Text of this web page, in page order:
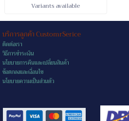
Variants available
บริการลูกค้า CustomrSerice
ติดต่อเรา
วิธีการชำระเงิน
นโยบายการคืนและเปลี่ยนสินค้า
ข้อตกลงและเงื่อนไข
นโยบายความเป็นส่วนตัว